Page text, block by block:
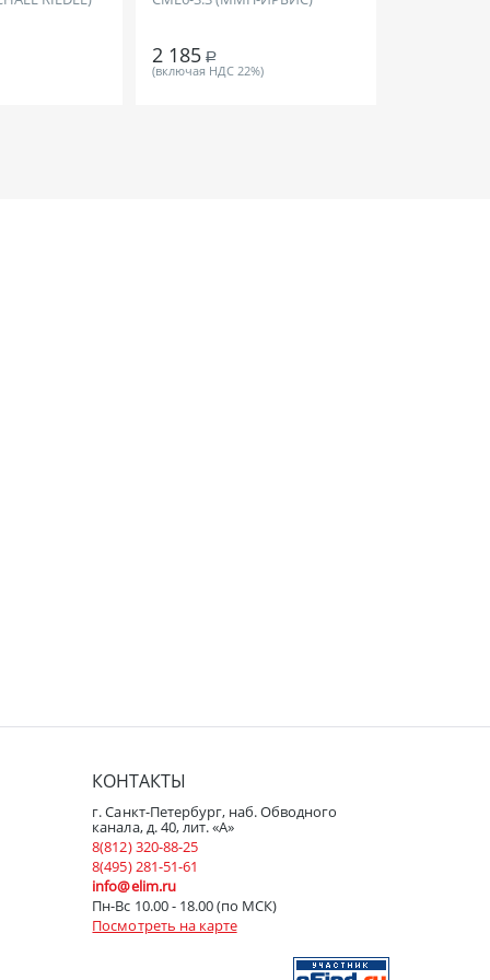
2 185 Р
(включая НДС 22%)
КОНТАКТЫ
г. Санкт-Петербург, наб. Обводного
канала, д. 40, лит. «А»
8(812) 320-88-25
8(495) 281-51-61
info@elim.ru
Пн-Вс 10.00 - 18.00 (по МСК)
Посмотреть на карте